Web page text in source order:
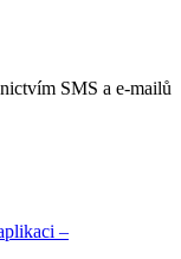
SMS a e-mailů
–